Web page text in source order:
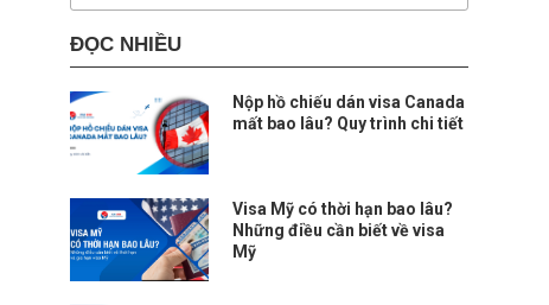
ĐỌC NHIỀU
Nộp hồ chiếu dán visa Canada
mất bao lâu? Quy trình chi tiết
Visa Mỹ có thời hạn bao lâu?
Những điều cần biết về visa
Mỹ